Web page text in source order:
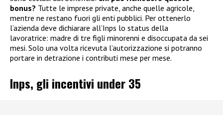
bonus? Tutte le imprese private, anche quelle agricole,
mentre ne restano fuori gli enti pubblici. Per ottenerlo
l’azienda deve dichiarare all’Inps lo status della
lavoratrice: madre di tre figli minorenni e disoccupata da sei
mesi. Solo una volta ricevuta l’autorizzazione si potranno
portare in detrazione i contributi mese per mese.
Inps, gli incentivi under 35